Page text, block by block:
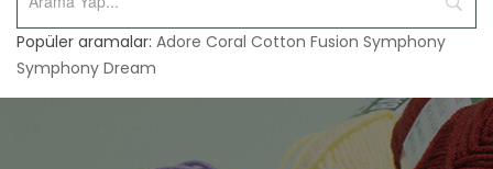
Popüler aramalar: Adore Coral Cotton Fusion Symphony
Symphony Dream